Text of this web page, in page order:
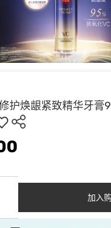
护焕龈紧致精华牙膏
加入